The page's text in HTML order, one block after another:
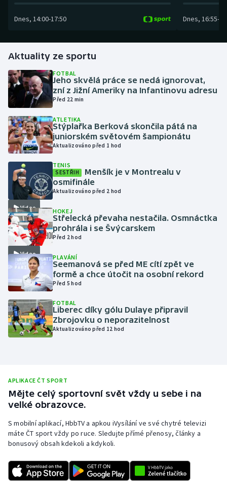
Golf
Házená
Jezdectví
Judo
Krasobruslení
Lezení
Lyže a snowboard
Moderní pětiboj
Motorsport
Olympijské hry
Parasport
Plavání
Plážový volejbal
Rychlobruslení
Short track
Sportovní střelba
Dnes, 14:00-17:50 Dnes, 16:55-
Aktuality ze sportu
FOTBAL
Jeho skvělá práce se nedá ignorovat,
zní z Jižní Ameriky na Infantinovu adresu
Před 22 min
ATLETIKA
Stýplařka Berková skončila pátá na
juniorském světovém šampionátu
Aktualizováno před 1 hod
Video
TENIS
SESTŘIH
Menšík je v Montrealu v
osmifinále
Aktualizováno před 2 hod
Video
HOKEJ
Střelecká převaha nestačila. Osmnáctka
prohrála i se Švýcarskem
Před 2 hod
PLAVÁNÍ
Seemanová se před ME cítí zpět ve
formě a chce útočit na osobní rekord
Před 5 hod
FOTBAL
Liberec díky gólu Dulaye připravil
Zbrojovku o neporazitelnost
Aktualizováno před 12 hod
APLIKACE ČT SPORT
Mějte celý sportovní svět vždy u sebe i na
velké obrazovce.
S mobilní aplikací, HbbTV a apkou iVysílání ve své chytré televizi
máte ČT sport vždy po ruce. Sledujte přímé přenosy, články a
bonusový obsah kdekoli a kdykoli.